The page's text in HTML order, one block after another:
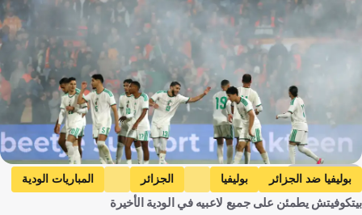
Getty Images
بوليفيا ضد الجزائر بوليفيا الجزائر
المباريات الودية
الأرجنتين ضد الجزائر
الأرجنتين كأس العالم
بيتكوفيتش يطمئن على جميع لاعبيه في الودية الأخيرة